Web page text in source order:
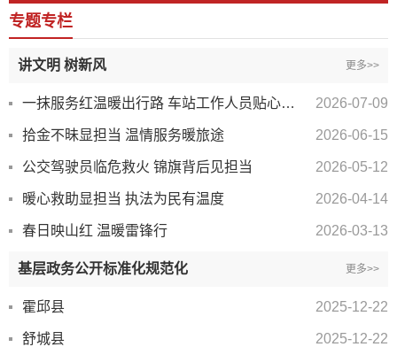
专题专栏
讲文明 树新风 更多>>
一抹服务红温暖出行路 车站工作人员贴心护送受伤老人顺利乘车 2026-07-09
拾金不昧显担当 温情服务暖旅途 2026-06-15
公交驾驶员临危救火 锦旗背后见担当 2026-05-12
暖心救助显担当 执法为民有温度 2026-04-14
春日映山红 温暖雷锋行 2026-03-13
基层政务公开标准化规范化 更多>>
霍邱县 2025-12-22
舒城县 2025-12-22